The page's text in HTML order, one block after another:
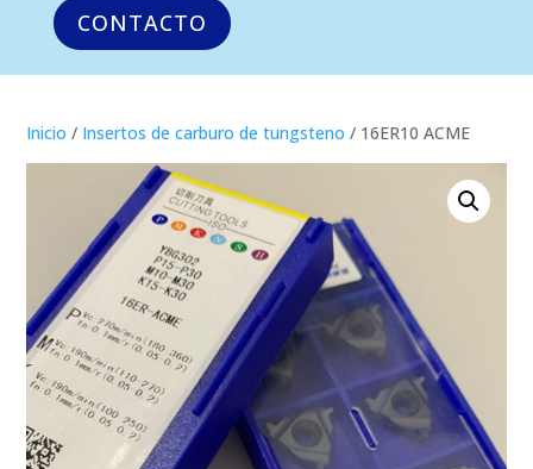
CONTACTO
Inicio / Insertos de carburo de tungsteno / 16ER10 ACME